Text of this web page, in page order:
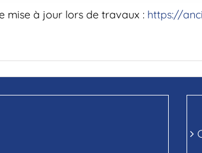
mise à jour lors de travaux : https://